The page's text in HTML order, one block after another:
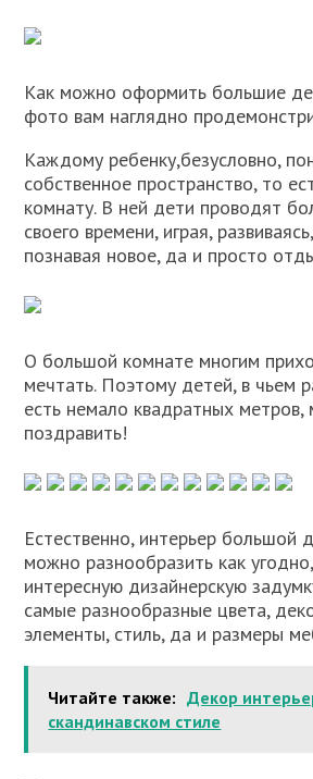
Как можно оформить большие
фото вам наглядно
Каждому ребенку,безусловно,
собственное пространство, то
комнату. В ней дети проводят
своего времени, играя,
познавая новое, да и просто
О большой комнате многим
мечтать. Поэтому детей, в чьем
есть немало квадратных
поздравить!
Естественно, интерьер большой
можно разнообразить как
интересную дизайнерскую
самые разнообразные цвета,
элементы, стиль, да и размеры
Читайте также: Декор
скандинавском стиле